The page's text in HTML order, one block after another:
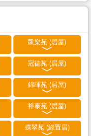
凱樂苑 (居屋)
冠德苑 (居屋)
錦暉苑 (居屋)
裕泰苑 (居屋)
蝶翠苑 (綠置居)